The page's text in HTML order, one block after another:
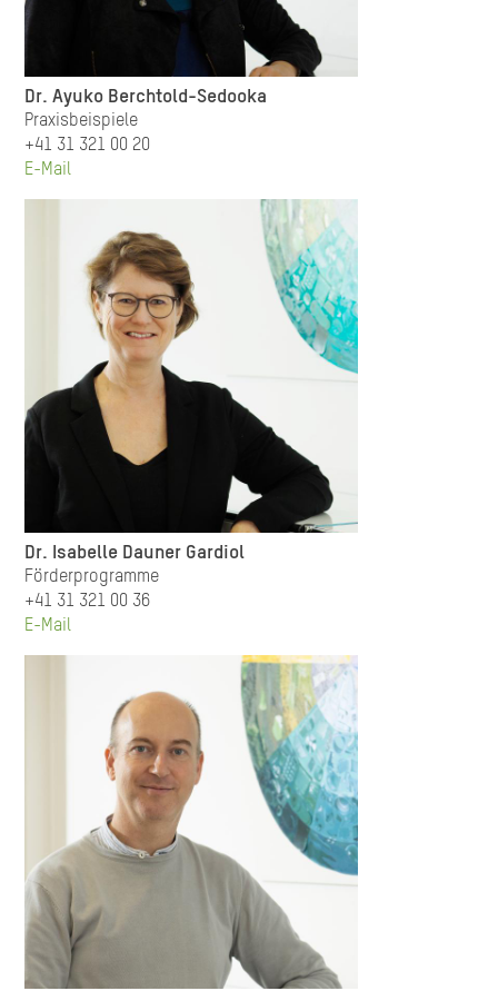
Dr. Ayuko Berchtold-Sedooka
Praxisbeispiele
+41 31 321 00 20
E-Mail
Dr. Isabelle Dauner Gardiol
Förderprogramme
+41 31 321 00 36
E-Mail